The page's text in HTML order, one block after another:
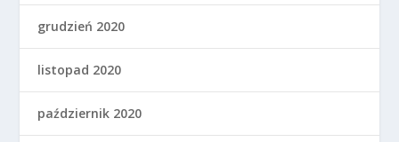
grudzień 2020
listopad 2020
październik 2020